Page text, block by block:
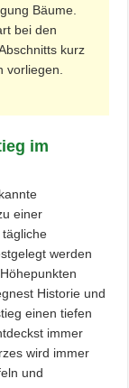
Bäume.
bei den
kurz
vorliegen.
im
einer
werden
Historie und
einen tiefen
immer
wird immer
und